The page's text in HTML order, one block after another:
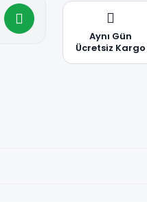
Aynı Gün
Ücretsiz Kargo